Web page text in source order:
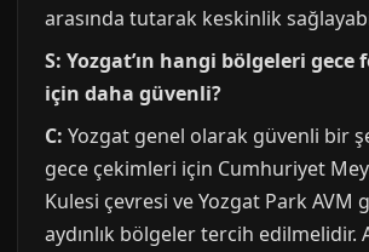
arasında tutarak keskinlik
S: Yozgat’ın hangi bölgeleri gece
için daha güvenli?
C: Yozgat genel olarak güvenli bir
gece çekimleri için Cumhuriyet
Kulesi çevresi ve Yozgat Park AVM
aydınlık bölgeler tercih edilmelidir.